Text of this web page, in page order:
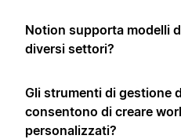
Notion supporta modelli
diversi settori?
Gli strumenti di gestione
consentono di creare
personalizzati?